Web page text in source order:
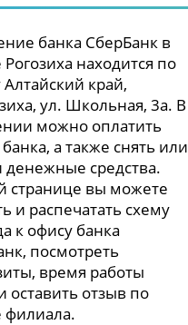
банка СберБанк в
Рогозиха находится по
Алтайский край,
ул. Школьная, 3а. В
можно оплатить
банка, а также снять или
денежные средства.
странице вы можете
и распечатать схему
к офису банка
посмотреть
время работы
оставить отзыв по
филиала.